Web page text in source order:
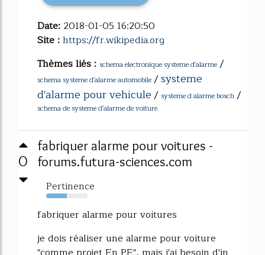
Date: 2018-01-05 16:20:50
Site :https://fr.wikipedia.org
Thèmes liés : schema electronique systeme d'alarme /
schema systeme d'alarme automobile /systeme
d'alarme pour vehicule/ systeme d alarme bosch /
schema de systeme d'alarme de voiture
0
fabriquer alarme pour voitures -
forums.futura-sciences.com
Pertinence
50%
fabriquer alarme pour voitures
je dois réaliser une alarme pour voiture